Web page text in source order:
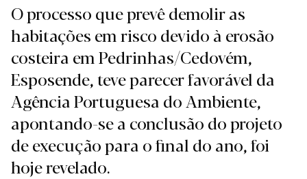
O processo que prevê demolir as
habitações em risco devido à erosão
costeira em Pedrinhas/Cedovém,
Esposende, teve parecer favorável da
Agência Portuguesa do Ambiente,
apontando-se a conclusão do projeto
de execução para o final do ano, foi
hoje revelado.